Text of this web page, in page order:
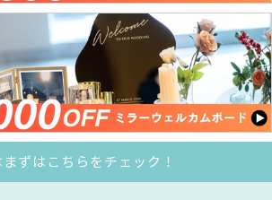
ずはこちらをチェック！